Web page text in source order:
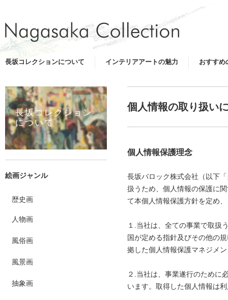
長坂コレクションについて インテリアアートの魅力 おすすめ
個人情報の取り扱い
個人情報保護理念
長坂バロック株式会社（以下
扱うため、個人情報の保護に
て本個人情報保護方針を定め
１.当社は、全ての事業で取扱
国が定める指針及びその他の
拠した個人情報保護マネジメ
２.当社は、事業遂行のために
います。取得した個人情報は
長坂コレクション
について
絵画ジャンル
歴史画
人物画
風俗画
風景画
抽象画